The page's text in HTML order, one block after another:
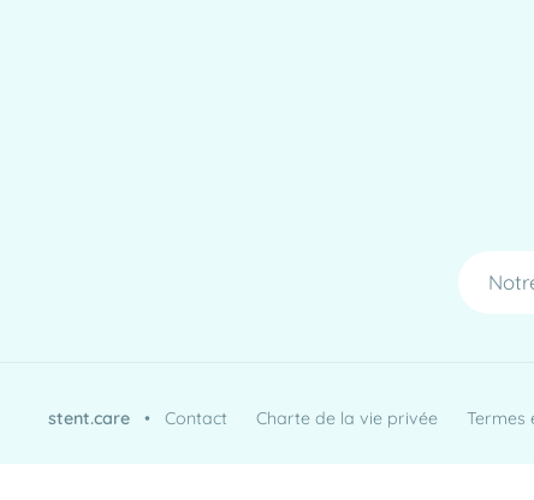
stent.care •Contact Charte de la vie privée Termes